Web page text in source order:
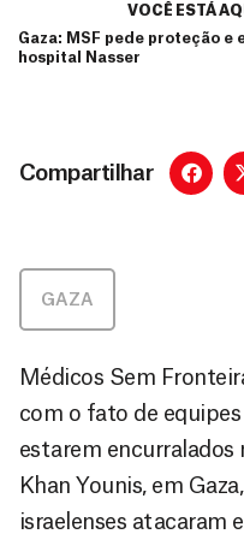
VOCÊ ESTÁ
Gaza: MSF pede proteção
hospital Nasser
Compartilhar
GAZA
Médicos Sem
com o fato de
estarem encurralados
Khan Younis, em
israelenses atacaram